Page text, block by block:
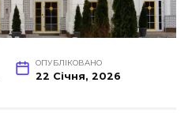
ОПУБЛІКОВАНО
22 Січня, 2026